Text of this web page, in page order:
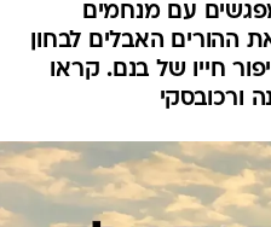
עם מנחמים
ההורים האבלים לבחון
חייו של בנם. קראו
ורכובסקי